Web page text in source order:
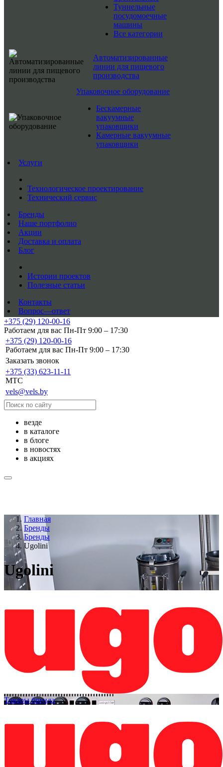
Туннельные
посудомоечные
машины
Все категории
Автоматизированные
линии для пищевого
производства
Упаковочное оборудование
Бескамерные
вакуумные
упаковщики
Камерные вакуумные
упаковщики
Услуги
Технологическое проектирование
Технический сервис
Бренды
Наше портфолио
Акции
Доставка и оплата
Блог
Истории проектов
Полезные статьи
Контакты
Вопрос—ответ
+375 (29) 120-00-16
Работаем для вас Пн-Пт 9:00 – 17:30
+375 (29) 120-00-16
Работаем для вас Пн-Пт 9:00 – 17:30
Заказать звонок
+375 (33) 623-11-11
MTC
vels@vels.by
везде
в каталоге
в блоге
в новостях
в акциях
Главная
Бренды
Бренды
Ugolini
Ugolini
Товары бренда